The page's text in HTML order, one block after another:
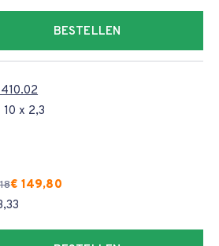
BESTELLEN
10 x 2,3
€ 149,80